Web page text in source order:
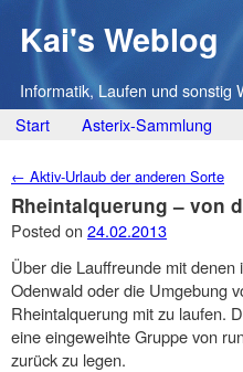
Kai's Weblog
Informatik, Laufen und sonstig
Main menu
Skip
content
Start Asterix-Sammlung
Post navigation
← Aktiv-Urlaub der anderen Sorte
Rheintalquerung – von
Posted on 24.02.2013
Über die Lauffreunde mit
Odenwald oder die Umgebung
Rheintalquerung mit zu laufen.
eine eingeweihte Gruppe von
zurück zu legen.